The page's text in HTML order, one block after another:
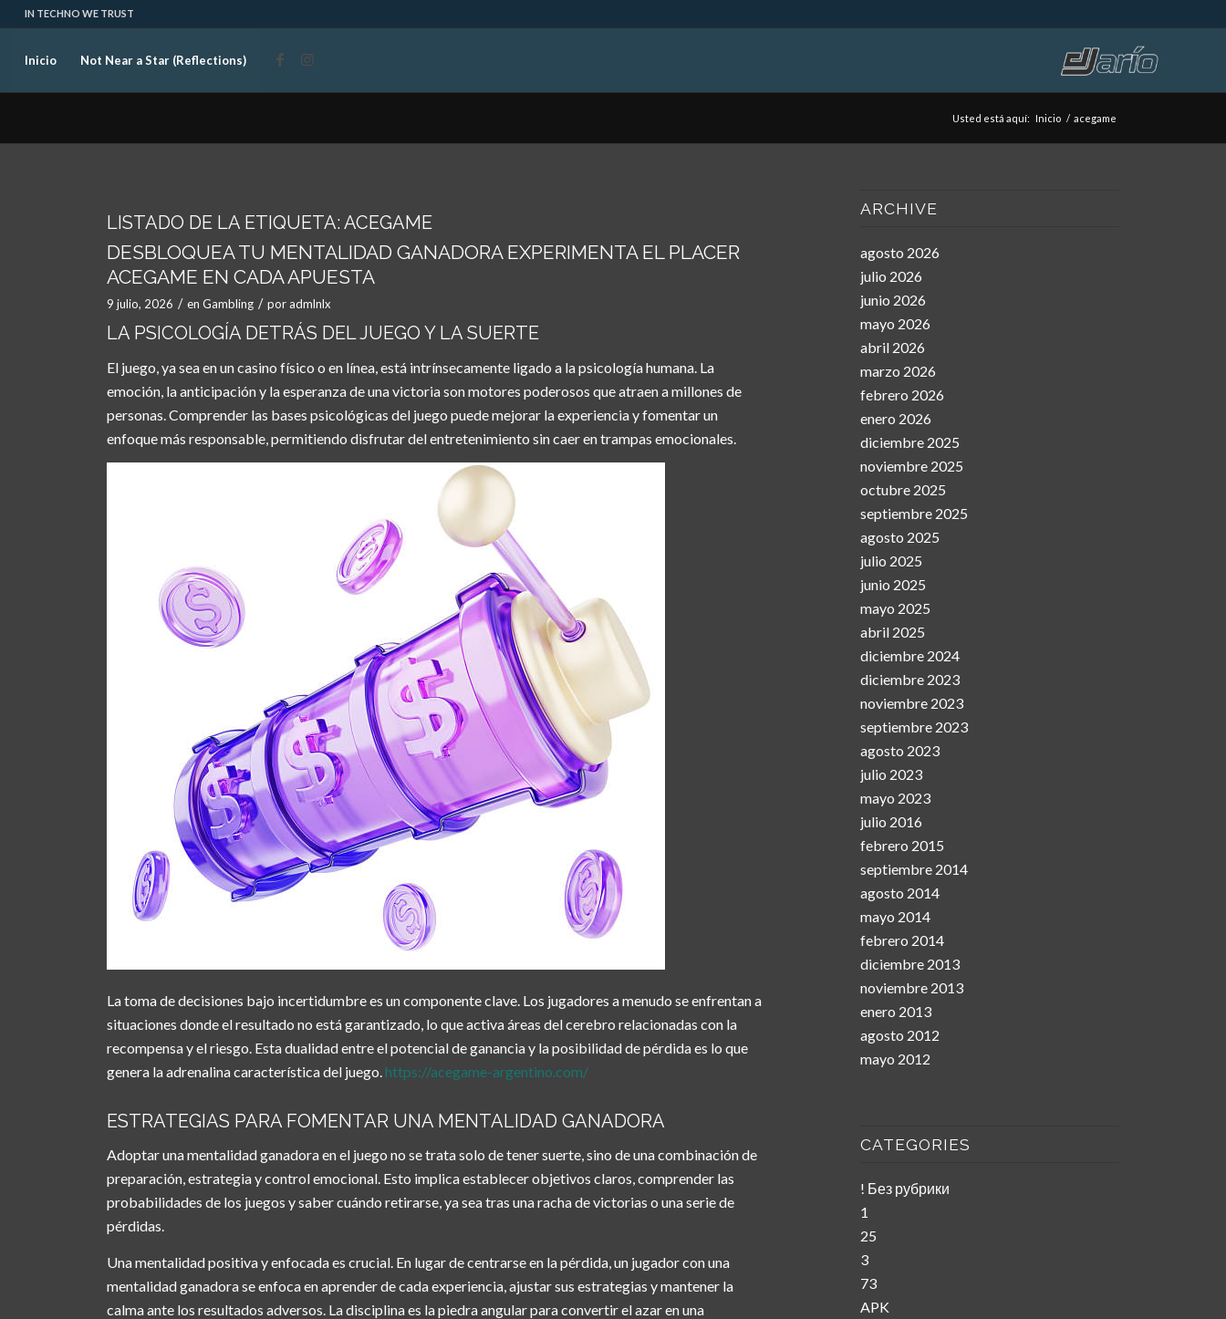
IN TECHNO WE TRUST
Inicio Not Near a Star (Reflections)
Usted está aquí: Inicio / acegame
LISTADO DE LA ETIQUETA:ACEGAME
DESBLOQUEA TU MENTALIDAD GANADORA EXPERIMENTA EL PLACER
ACEGAME EN CADA APUESTA
9 julio, 2026 / enGambling / por admlnlx
LA PSICOLOGÍA DETRÁS DEL JUEGO Y LA SUERTE
El juego, ya sea en un casino físico o en línea, está intrínsecamente ligado a la psicología humana. La
emoción, la anticipación y la esperanza de una victoria son motores poderosos que atraen a millones de
personas. Comprender las bases psicológicas del juego puede mejorar la experiencia y fomentar un
enfoque más responsable, permitiendo disfrutar del entretenimiento sin caer en trampas emocionales.
La toma de decisiones bajo incertidumbre es un componente clave. Los jugadores a menudo se enfrentan a
situaciones donde el resultado no está garantizado, lo que activa áreas del cerebro relacionadas con la
recompensa y el riesgo. Esta dualidad entre el potencial de ganancia y la posibilidad de pérdida es lo que
genera la adrenalina característica del juego. https://acegame-argentino.com/
ESTRATEGIAS PARA FOMENTAR UNA MENTALIDAD GANADORA
Adoptar una mentalidad ganadora en el juego no se trata solo de tener suerte, sino de una combinación de
preparación, estrategia y control emocional. Esto implica establecer objetivos claros, comprender las
probabilidades de los juegos y saber cuándo retirarse, ya sea tras una racha de victorias o una serie de
pérdidas.
Una mentalidad positiva y enfocada es crucial. En lugar de centrarse en la pérdida, un jugador con una
mentalidad ganadora se enfoca en aprender de cada experiencia, ajustar sus estrategias y mantener la
calma ante los resultados adversos. La disciplina es la piedra angular para convertir el azar en una
ARCHIVE
agosto 2026
julio 2026
junio 2026
mayo 2026
abril 2026
marzo 2026
febrero 2026
enero 2026
diciembre 2025
noviembre 2025
octubre 2025
septiembre 2025
agosto 2025
julio 2025
junio 2025
mayo 2025
abril 2025
diciembre 2024
diciembre 2023
noviembre 2023
septiembre 2023
agosto 2023
julio 2023
mayo 2023
julio 2016
febrero 2015
septiembre 2014
agosto 2014
mayo 2014
febrero 2014
diciembre 2013
noviembre 2013
enero 2013
agosto 2012
mayo 2012
CATEGORIES
! Без рубрики
1
25
3
73
APK